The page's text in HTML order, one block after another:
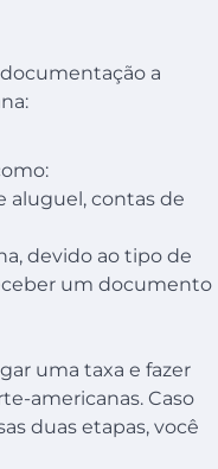
a
aluguel, contas de
devido ao tipo de
um documento
uma taxa e fazer
americanas. Caso
duas etapas, você